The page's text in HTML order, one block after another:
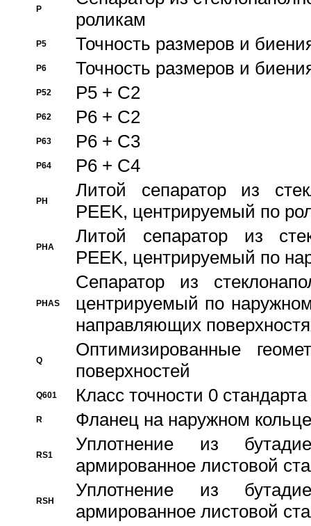
P
роликам
P5 Точность размеров и
P6 Точность размеров и
P52 P5 + C2
P62 P6 + C2
P63 P6 + C3
P64 P6 + C4
PH
Литой сепаратор из
PEEK, центрируемый по
PHA
Литой сепаратор из
PEEK, центрируемый по
PHAS
Сепаратор из
центрируемый по
направляющих
Q
Оптимизированные
поверхностей
Q601 Класс точности 0
R Фланец на наружном кольце
RS1
Уплотнение из
армированное листовой
RSH
Уплотнение из
армированное листовой